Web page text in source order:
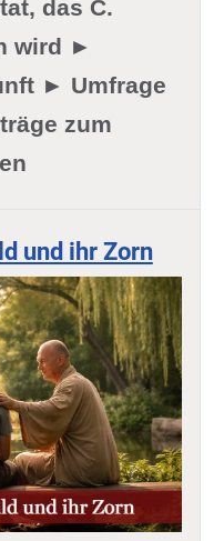
das C.
wird ►
► Umfrage
zum
und ihr Zorn